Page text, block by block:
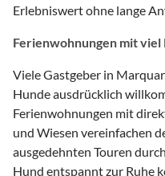
Erlebniswert ohne lange
Ferienwohnungen mit viel
Viele Gastgeber in
Hunde ausdrücklich
Ferienwohnungen mit
und Wiesen vereinfachen
ausgedehnten Touren
Hund entspannt zur Ruhe